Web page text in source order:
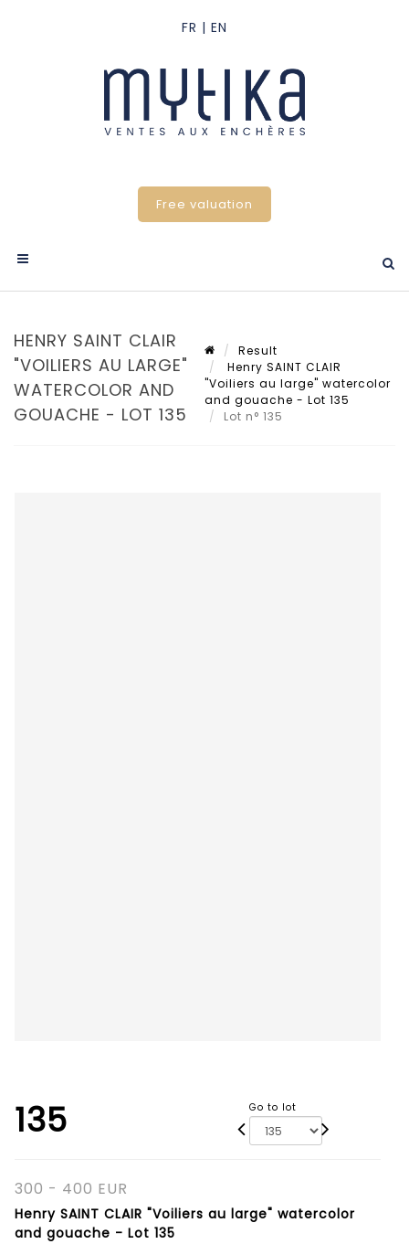
Free valuation
HENRY SAINT CLAIR
"VOILIERS AU LARGE"
WATERCOLOR AND
GOUACHE - LOT 135
Result
Henry SAINT CLAIR
"Voiliers au large" watercolor
and gouache - Lot 135
Lot n° 135
135 Go to lot
300 - 400 EUR
Henry SAINT CLAIR "Voiliers au large" watercolor
and gouache - Lot 135